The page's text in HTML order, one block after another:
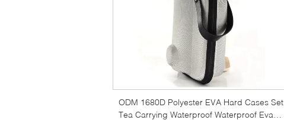
ODM 1680D Polyester EVA Hard Cases Set
Tea Carrying Waterproof Waterproof Eva